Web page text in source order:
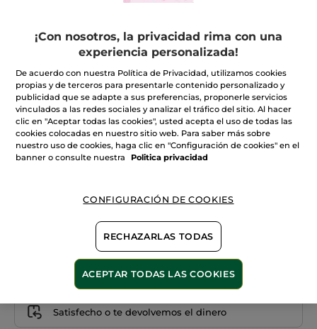
Mascara collector
Mascara collector
★★★★★
★★★★★
No
hay
valoraciones
INCLUIR UNA RESEÑA
24,90€
Entrega entre 5 a 8 días hábiles
Pago Seguro
Satisfecho o te devolvemos el dinero
¡Con nosotros, la privacidad rima con una
experiencia personalizada!
De acuerdo con nuestra Política de Privacidad, utilizamos cookies
propias y de terceros para presentarle contenido personalizado y
publicidad que se adapte a sus preferencias, proponerle servicios
vinculados a las redes sociales y analizar el tráfico del sitio. Al hacer
clic en "Aceptar todas las cookies", usted acepta el uso de todas las
cookies colocadas en nuestro sitio web. Para saber más sobre
nuestro uso de cookies, haga clic en "Configuración de cookies" en el
banner o consulte nuestra
Politica privacidad
CONFIGURACIÓN DE COOKIES
RECHAZARLAS TODAS
ACEPTAR TODAS LAS COOKIES